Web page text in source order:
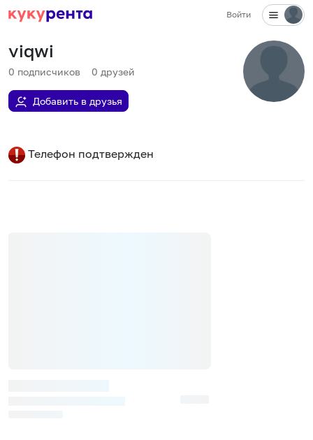
Войти
viqwi
0 подписчиков 0 друзей
Добавить в друзья
Телефон подтвержден